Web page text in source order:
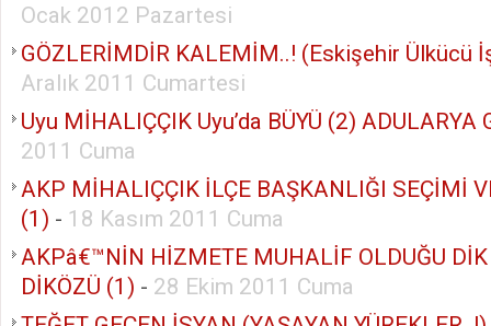
Ocak 2012 Pazartesi
GÖZLERİMDİR KALEMİM..! (Eskişehir Ülkücü
Aralık 2011 Cumartesi
Uyu MİHALIÇÇIK Uyu’da BÜYÜ (2) ADULARYA
2011 Cuma
AKP MİHALIÇÇIK İLÇE BAŞKANLIĞI SEÇİMİ
(1) - 18 Kasım 2011 Cuma
AKPâ€™NİN HİZMETE MUHALİF OLDUĞU DİK
DİKÖZÜ (1) - 28 Ekim 2011 Cuma